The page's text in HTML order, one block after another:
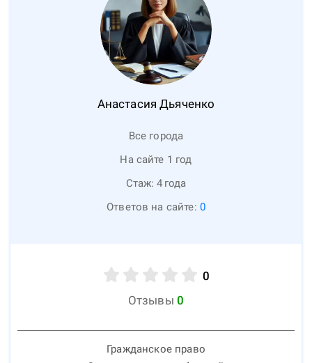
Анастасия Дьяченко
Все города
На сайте 1 год
Стаж: 4 года
Ответов на сайте: 0
0
Отзывы 0
Гражданское право